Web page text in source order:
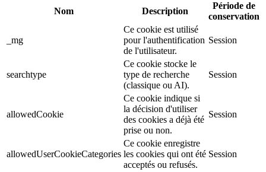
Nom Description
Période de
conservation
_mg
Ce cookie est utilisé
pour l'authentification
de l'utilisateur.
Session
searchtype
Ce cookie stocke le
type de recherche
(classique ou AI).
Session
allowedCookie
Ce cookie indique si
la décision d'utiliser
des cookies a déjà été
prise ou non.
Session
allowedUserCookieCategories
Ce cookie enregistre
les cookies qui ont été
acceptés ou refusés.
Session